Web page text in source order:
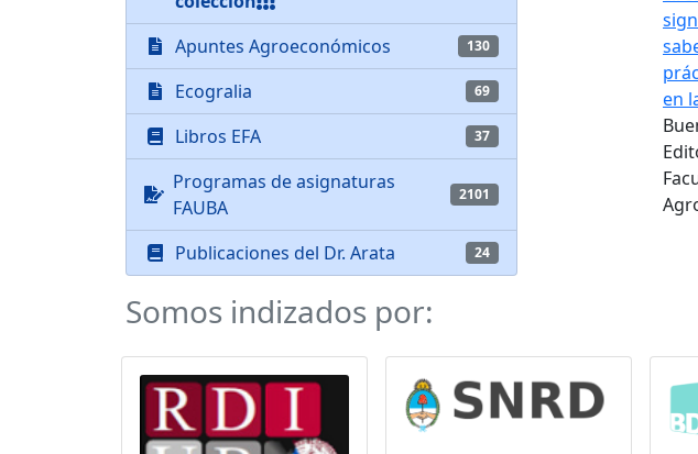
Apuntes Agroeconómicos 130
Ecogralia 69
Libros EFA 37
Programas de asignaturas
FAUBA
2101
Publicaciones del Dr. Arata 24
en
Somos indizados por: